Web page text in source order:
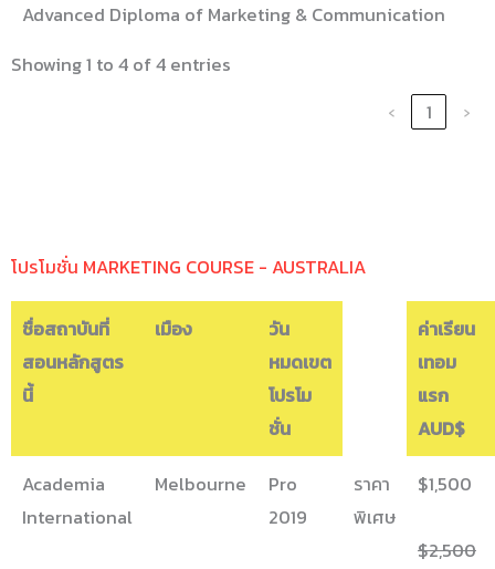
Advanced Diploma of Marketing & Communication
Showing 1 to 4 of 4 entries
‹
1 ›
โปรโมชั่น MARKETING COURSE - AUSTRALIA
ชื่อสถาบันที่
สอนหลักสูตร
นี้
เมือง
วัน
หมดเขต
โปรโม
ชั่น
ค่าเรียน
เทอม
แรก
AUD$
Academia
International
Melbourne
Pro
2019
ราคา
พิเศษ
$1,500
$2,500